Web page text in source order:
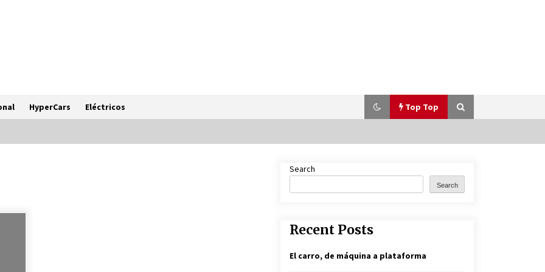
HyperCars Eléctricos Top Top
Porsche World Road Show 2025,
Search
Search
Recent Posts
El carro, de máquina a plataforma